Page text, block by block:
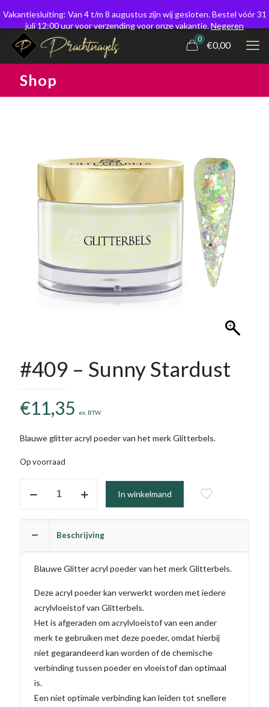
0
€0,00
Shop
#409 – Sunny Stardust
€11,35 ex. BTW
Blauwe glitter acryl poeder van het merk Glitterbels.
Op voorraad
In winkelmand
Beschrijving
Blauwe Glitter acryl poeder van het merk Glitterbels.
Deze acryl poeder kan verwerkt worden met iedere
acrylvloeistof van Glitterbels.
Het is afgeraden om acrylvloeistof van een ander
merk te gebruiken met deze poeder, omdat hierbij
niet gegarandeerd kan worden of de chemische
verbinding tussen poeder en vloeistof dan optimaal
is.
Een niet optimale verbinding kan leiden tot snellere
Vakantiesluiting: Van 4 t/m 8 augustus zijn wij gesloten. Bestel vóór 31
juli 12:00 uur voor verzending voor onze vakantie.Negeren